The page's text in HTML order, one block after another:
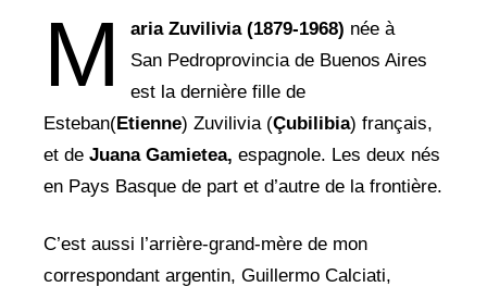
M aria Zuvilivia (1879-1968) née à
San Pedroprovincia de Buenos Aires
est la dernière fille de
Esteban(Etienne) Zuvilivia (Çubilibia) français,
et de Juana Gamietea, espagnole. Les deux nés
en Pays Basque de part et d’autre de la frontière.
C’est aussi l’arrière-grand-mère de mon
correspondant argentin, Guillermo Calciati,